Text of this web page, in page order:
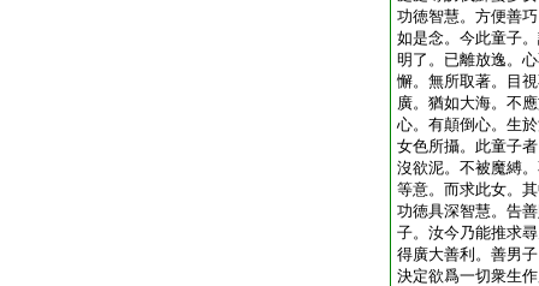
功徳智慧。方便善
如是念。今此童子
明了。已離放逸。
懈。無所取著。目
廣。猶如大海。不
心。有顛倒心。生
女色所攝。此童子
沒欲泥。不被魔縛
等意。而求此女。
功徳具深智慧。告
子。汝今乃能推求
得廣大善利。善男
決定欲爲一切衆生